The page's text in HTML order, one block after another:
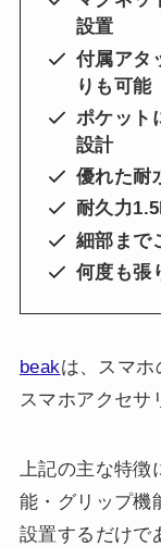
設置
付属アタ
りも可能
ポケット
設計
優れた耐
耐久力
細部まで
何度も張
beakは、スマ
スマホアクセサ
上記の主な特徴
能・グリップ機
設置するだけで